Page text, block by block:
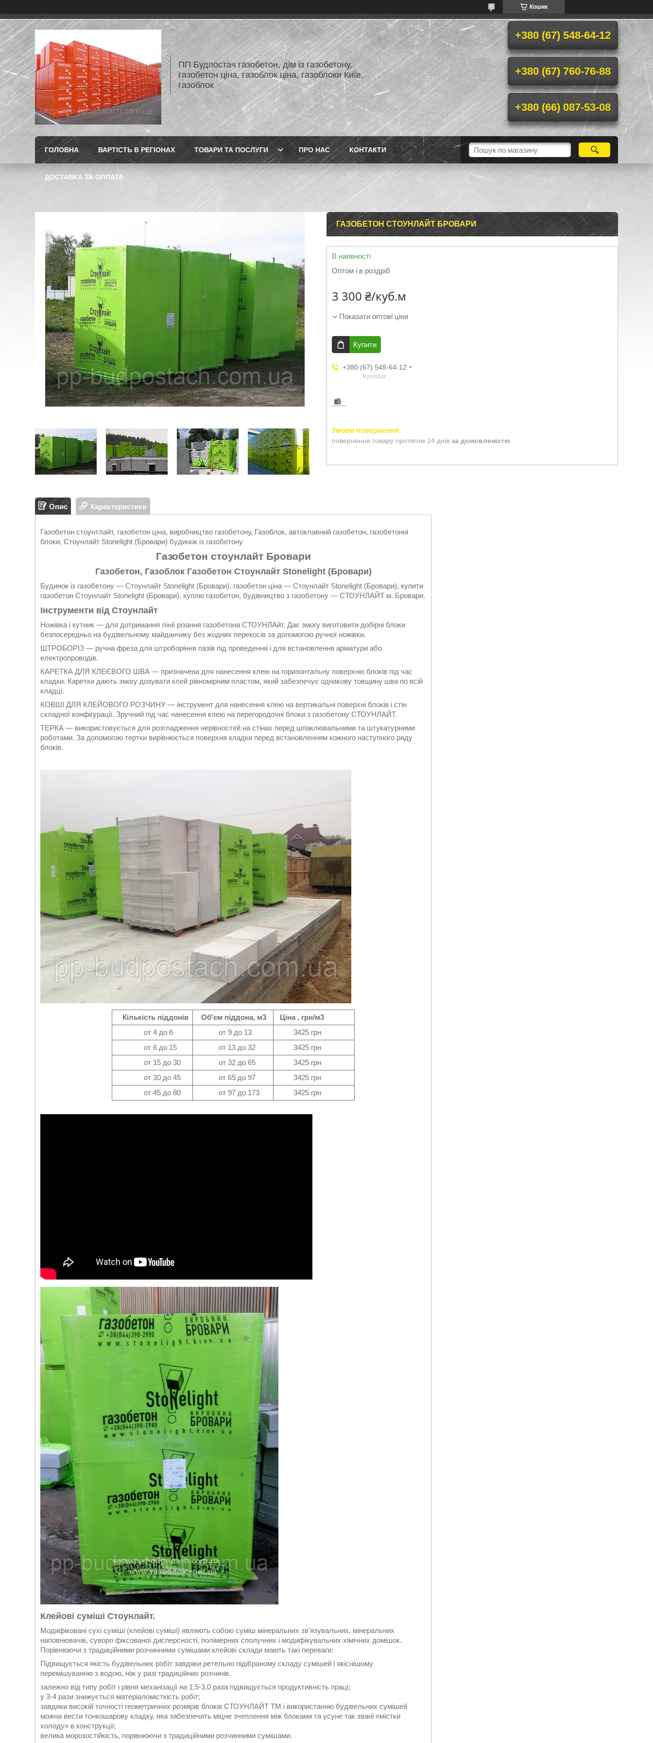
Кошик
ПП Будпостач газобетон, дім із газобетону,
газобетон ціна, газоблок ціна, газоблоки Київ,
газоблок
+380 (67) 548-64-12
+380 (67) 760-76-88
+380 (66) 087-53-08
ГОЛОВНА ВАРТІСТЬ В РЕГІОНАХ ТОВАРИ ТА ПОСЛУГИ ПРО НАС КОНТАКТИ
ДОСТАВКА ТА ОПЛАТА
ГАЗОБЕТОН СТОУНЛАЙТ БРОВАРИ
В наявності
Оптом і в роздріб
3 300 ₴/куб.м
Показати оптові ціни
Купити
+380 (67) 548-64-12
kyivstar
повернення товару протягом 14 днів за домовленістю
Опис Характеристики
Газобетон стоунтлайт, газобетон ціна, виробництво газобетону, Газоблок, автоклавний газобетон, газобетонні
блоки, Стоунлайт Stonelight (Бровари) будинок із газобетону
Газобетон стоунлайт Бровари
Газобетон, Газоблок Газобетон Стоунлайт Stonelight (Бровари)
Будинок із газобетону — Стоунлайт Stonelight (Бровари), газобетон ціна — Стоунлайт Stonelight (Бровари), купити
газобетон Стоунлайт Stonelight (Бровари), куплю газобетон, будівництво з газобетону — СТОУНЛАЙТ м. Бровари.
Інструменти від Стоунлайт
Ножівка і кутник — для дотримання лінії різання газобетона СТОУНЛАйт. Дає змогу виготовити добірні блоки
безпосередньо на будівельному майданчику без жодних перекосів за допомогою ручної ножівки.
ШТРОБОРІЗ — ручна фреза для штроборіння пазів під проведення і для встановлення арматури або
електропроводів.
КАРЕТКА ДЛЯ КЛЕЄВОГО ШВА — призначена для нанесення клею на горизонтальну поверхню блоків під час
кладки. Каретки дають змогу дозувати клей рівномірним пластом, який забезпечує однакову товщину шва по всій
кладці.
КОВШІ ДЛЯ КЛЕЙОВОГО РОЗЧИНУ — інструмент для нанесення клею на вертикальні поверхні блоків і стін
складної конфігурації. Зручний під час нанесення клею на перегородочні блоки з газобетону СТОУНЛАЙТ.
ТЕРКА — використовується для розгладження нерівностей на стінах перед шпаклювальними та штукатурними
роботами. За допомогою тертки вирівнюється поверхня кладки перед встановленням кожного наступного ряду
блоків.
Кількість піддонів Об'єм піддона, м3
Ціна , грн/м3
от 4 до 6
от 9 до 13
3425 грн
от 6 до 15
от 13 до 32
3425 грн
от 15 до 30
от 32 до 65
3425 грн
от 30 до 45
от 65 до 97
3425 грн
от 45 до 80
от 97 до 173 3425 грн
Клейові суміші Стоунлайт.
Модифіковані сухі суміші (клейові суміші) являють собою суміш мінеральних зв'язувальних, мінеральних
наповнювачів, суворо фіксованої дисперсності, полімерних сполучних і модифікувальних хімічних домішок.
Порівнюючи з традиційними розчинними сумішами клейові склади мають такі переваги:
Підвищується якість будівельних робіт завдяки ретельно підібраному складу сумішей і якіснішому
перемішуванню з водою, ніж у разі традиційних розчинів.
залежно від типу робіт і рівня механізації на 1,5-3,0 раза підвищується продуктивність праці;
у 3-4 рази знижується матеріаломісткість робіт;
завдяки високій точності геометричних розмірів блоків СТОУНЛАЙТ TM і використанню будівельних сумішей
можна вести тонкошарову кладку, яка забезпечить міцне зчеплення між блоками та усуне так звані «містки
холоду» в конструкції;
велика морозостійкість, порівнюючи з традиційними розчинними сумішами.